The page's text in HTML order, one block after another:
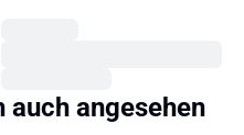
auch angesehen